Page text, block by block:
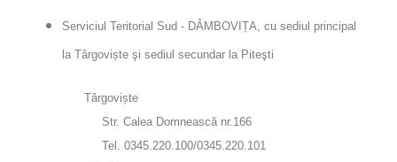
Serviciul Teritorial Sud - DÂMBOVIȚA, cu sediul principal
la Târgoviște şi sediul secundar la Piteşti
Târgoviște
Str. Calea Domnească nr.166
Tel. 0345.220.100/0345.220.101